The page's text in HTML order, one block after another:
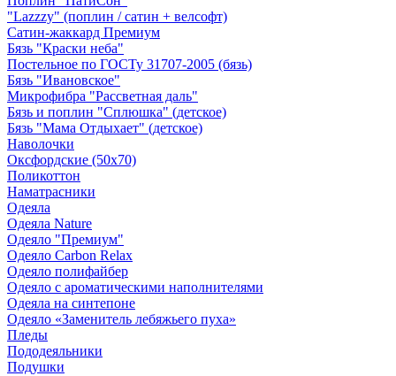
"Lazzzy" (поплин / сатин + велсофт)
Сатин-жаккард Премиум
Бязь "Краски неба"
Постельное по ГОСТу 31707-2005 (бязь)
Бязь "Ивановское"
Микрофибра "Рассветная даль"
Бязь и поплин "Сплюшка" (детское)
Бязь "Мама Отдыхает" (детское)
Наволочки
Оксфордские (50х70)
Поликоттон
Наматрасники
Одеяла
Одеяла Nature
Одеяло "Премиум"
Одеяло Carbon Relax
Одеяло полифайбер
Одеяло с ароматическими наполнителями
Одеяла на синтепоне
Одеяло «Заменитель лебяжьего пуха»
Пледы
Пододеяльники
Подушки